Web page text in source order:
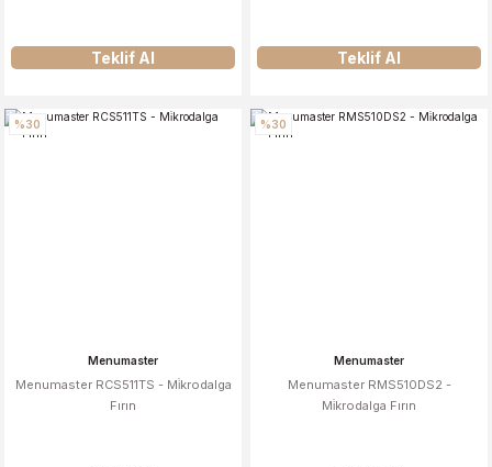
Teklif Al Teklif Al
%30
Menumaster
Menumaster RCS511TS - Mi̇krodalga
Fırın
%30
Menumaster
Menumaster RMS510DS2 -
Mi̇krodalga Fırın